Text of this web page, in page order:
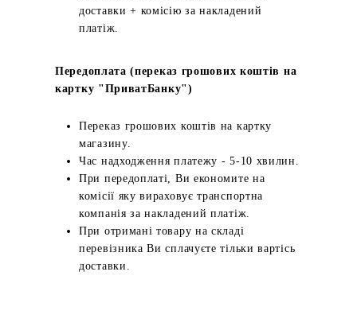
доставки + комісію за накладений
платіж.
Передоплата (переказ грошових коштів на
картку "ПриватБанку")
Переказ грошових коштів на картку
магазину.
Час надходження платежу - 5-10 хвилин.
При передоплаті, Ви економите на
комісії яку вираховує транспортна
компанія за накладений платіж.
При отримані товару на складі
перевізника Ви сплачуєте тільки вартісь
доставки.